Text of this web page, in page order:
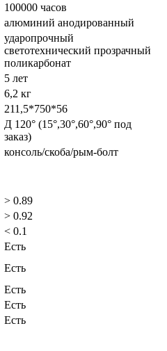
100000 часов
алюминий анодированный
ударопрочный
светотехнический прозрачный
поликарбонат
5 лет
6,2 кг
211,5*750*56
Д 120° (15°,30°,60°,90° под
заказ)
консоль/скоба/рым-болт
> 0.89
> 0.92
< 0.1
Есть
Есть
Есть
Есть
Есть